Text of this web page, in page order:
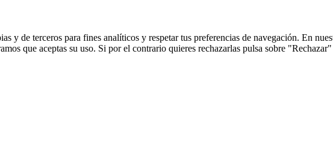
y de terceros para fines analíticos y respetar tus preferencias de navegación. En
que aceptas su uso. Si por el contrario quieres rechazarlas pulsa sobre